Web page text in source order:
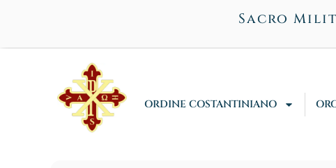
Sacro
ORDINE COSTANTINIANO